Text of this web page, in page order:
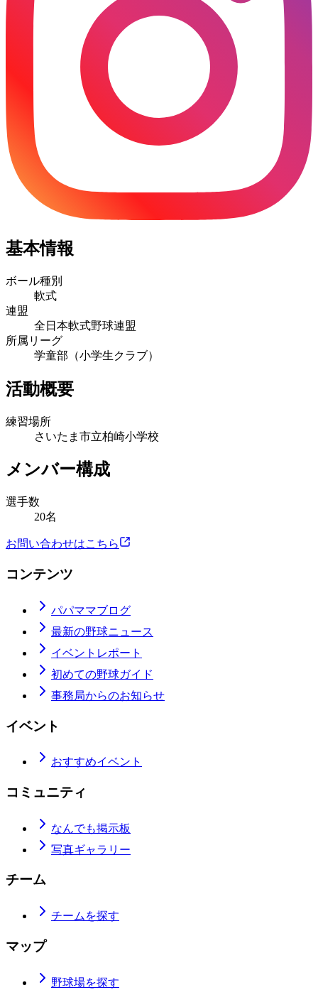
基本情報
ボール種別
軟式
連盟
全日本軟式野球連盟
所属リーグ
学童部（小学生クラブ）
活動概要
練習場所
さいたま市立柏崎小学校
メンバー構成
選手数
20名
お問い合わせはこちら
コンテンツ
パパママブログ
最新の野球ニュース
イベントレポート
初めての野球ガイド
事務局からのお知らせ
イベント
おすすめイベント
コミュニティ
なんでも掲示板
写真ギャラリー
チーム
チームを探す
マップ
野球場を探す